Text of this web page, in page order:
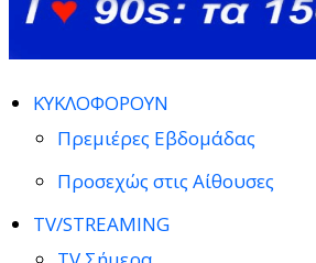
ΚΥΚΛΟΦΟΡΟΥΝ
Πρεμιέρες Εβδομάδας
Προσεχώς στις Αίθουσες
TV/STREAMING